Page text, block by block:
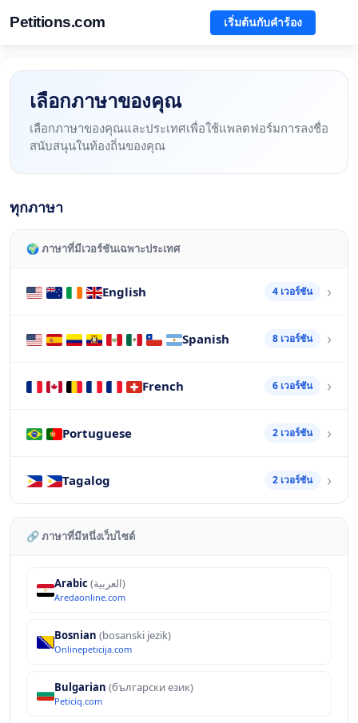
Petitions.com เริ่มต้นกับคำร้อง
เลือกภาษาของคุณ
เลือกภาษาของคุณและประเทศเพื่อใช้แพลตฟอร์มการลงชื่อ
สนับสนุนในท้องถิ่นของคุณ
ทุกภาษา
🌍 ภาษาที่มีเวอร์ชันเฉพาะประเทศ
English 4 เวอร์ชัน
Spanish 8 เวอร์ชัน
French 6 เวอร์ชัน
Portuguese 2 เวอร์ชัน
Tagalog 2 เวอร์ชัน
🔗 ภาษาที่มีหนึ่งเว็บไซต์
Arabic (العربية)
Aredaonline.com
Bosnian (bosanski jezik)
Onlinepeticija.com
Bulgarian (български език)
Peticiq.com